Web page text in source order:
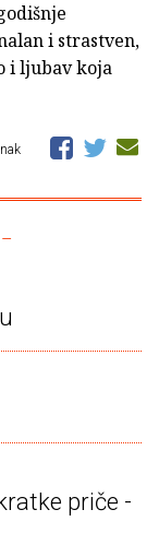
i strastven,
i ljubav koja
priče -